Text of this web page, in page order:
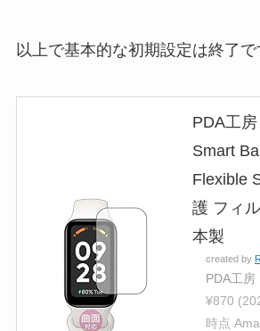
以上で基本的な初期設定は終了で
PDA工
Smart
Flexible
護 フィ
本製
created by
PDA工房
¥870
時点